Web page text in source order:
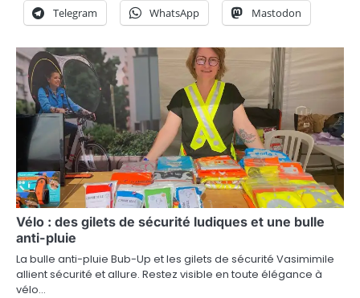
Telegram WhatsApp Mastodon
Vélo : des gilets de sécurité ludiques et une bulle
anti-pluie
La bulle anti-pluie Bub-Up et les gilets de sécurité Vasimimile
allient sécurité et allure. Restez visible en toute élégance à
vélo…